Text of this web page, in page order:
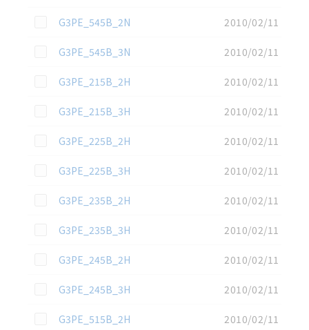
この資料を選択
G3PE_545B_2N
2010/02/11
この資料を選択
G3PE_545B_3N
2010/02/11
この資料を選択
G3PE_215B_2H
2010/02/11
この資料を選択
G3PE_215B_3H
2010/02/11
この資料を選択
G3PE_225B_2H
2010/02/11
この資料を選択
G3PE_225B_3H
2010/02/11
この資料を選択
G3PE_235B_2H
2010/02/11
この資料を選択
G3PE_235B_3H
2010/02/11
この資料を選択
G3PE_245B_2H
2010/02/11
この資料を選択
G3PE_245B_3H
2010/02/11
この資料を選択
G3PE_515B_2H
2010/02/11